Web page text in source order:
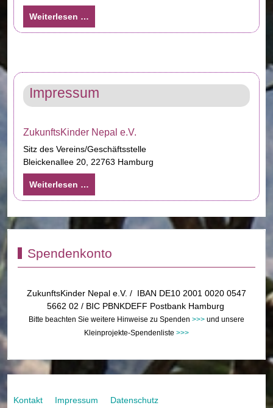
Weiterlesen …
Impressum
ZukunftsKinder Nepal e.V.
Sitz des Vereins/Geschäftsstelle
Bleickenallee 20, 22763 Hamburg
Weiterlesen …
Spendenkonto
ZukunftsKinder Nepal e.V. / IBAN DE10 2001 0020 0547
5662 02 / BIC PBNKDEFF Postbank Hamburg
Bitte beachten Sie weitere Hinweise zu Spenden >>> und unsere
Kleinprojekte-Spendenliste >>>
Kontakt Impressum Datenschutz